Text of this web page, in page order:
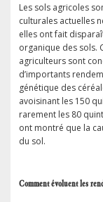
Les sols agricoles
culturales actuelles
elles ont fait
organique des sols.
agriculteurs sont
d’importants
génétique des
avoisinant les 150
rarement les 80
ont montré que la
du sol.
Comment évoluent les